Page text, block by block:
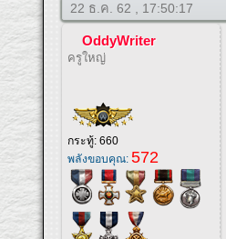
22 ธ.ค. 62 , 17:50:17
OddyWriter
ครูใหญ่
กระทู้: 660
พลังขอบคุณ:572